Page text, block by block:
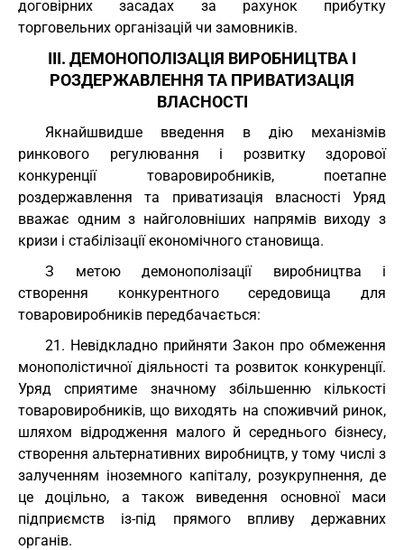
договірних засадах за рахунок прибутку
торговельних організацій чи замовників.
III. ДЕМОНОПОЛІЗАЦІЯ ВИРОБНИЦТВА І
РОЗДЕРЖАВЛЕННЯ ТА ПРИВАТИЗАЦІЯ
ВЛАСНОСТІ
Якнайшвидше введення в дію механізмів
ринкового регулювання і розвитку здорової
конкуренції товаровиробників, поетапне
роздержавлення та приватизація власності Уряд
вважає одним з найголовніших напрямів виходу з
кризи і стабілізації економічного становища.
З метою демонополізації виробництва і
створення конкурентного середовища для
товаровиробників передбачається:
21. Невідкладно прийняти Закон про обмеження
монополістичної діяльності та розвиток конкуренції.
Уряд сприятиме значному збільшенню кількості
товаровиробників, що виходять на споживчий ринок,
шляхом відродження малого й середнього бізнесу,
створення альтернативних виробництв, у тому числі з
залученням іноземного капіталу, розукрупнення, де
це доцільно, а також виведення основної маси
підприємств із-під прямого впливу державних
органів.